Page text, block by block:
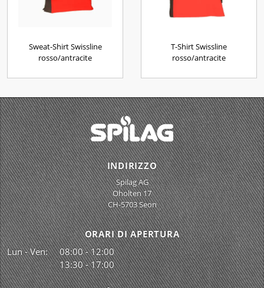
Sweat-Shirt Swissline
rosso/antracite
T-Shirt Swissline
rosso/antracite
INDIRIZZO
Spilag AG
Oholten 17
CH-5703 Seon
ORARI DI APERTURA
Lun - Ven:
08:00 - 12:00
13:30 - 17:00